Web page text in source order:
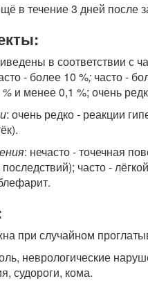
в течение 3 дней после
в соответствии с
- более 10 %; часто -
% и менее 0,1 %; очень
: очень редко - реакции
: нечасто - точечная
последствий); часто -
при случайном
неврологические
судороги, кома.